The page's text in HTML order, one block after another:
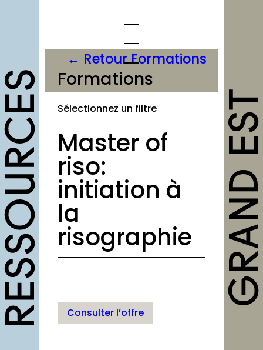
opportunités
Appels à candidature
Offres d’emploi et
stage
Formations
Soutiens
Mutualisation
outils
Modèles
Guides
← Retour Formations
Formations
Sélectionnez un filtre
Master of
riso:
initiation à
la
risographie
Consulter l’offre